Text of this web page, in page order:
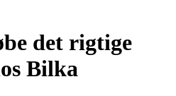
det rigtige
Bilka